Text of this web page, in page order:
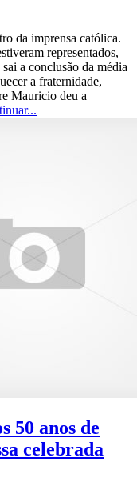
da imprensa católica.
representados,
a conclusão da média
a fraternidade,
Mauricio deu a
50 anos de
celebrada